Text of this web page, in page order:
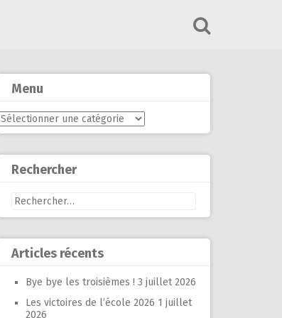
Menu
Menu
Rechercher
Rechercher :
Articles récents
Bye bye les troisièmes ! 3 juillet 2026
Les victoires de l’école 2026 1 juillet
2026